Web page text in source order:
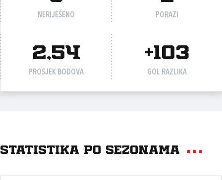
NERIJEŠENO PORAZI
2,54
PROSJEK BODOVA
+103
GOL RAZLIKA
Statistika po sezonama